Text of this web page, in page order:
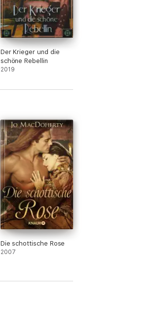
Der Krieger und die
schöne Rebellin
2019
Die schottische Rose
2007